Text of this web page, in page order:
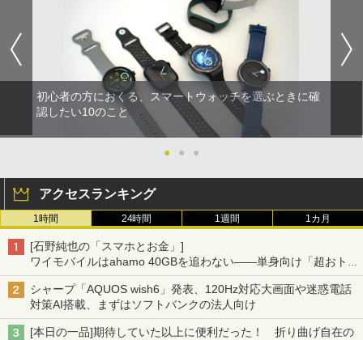
初心者の方におくる、スマートウォッチを選ぶときに確
認したい10のこと
● ● ●
アクセスランキング
1時間 24時間 1週間 1カ月
[石野純也の「スマホとお金」]
ワイモバイルはahamo 40GBを追わない――単身向け「超おトク
割」の安さと1年限定の注意点
シャープ「AQUOS wish6」発表、120Hz対応大画面や迷惑電話
対策AI搭載、まずはソフトバンクの法人向け
[本日の一品]期待していた以上に便利だった！ 折り曲げ自在の